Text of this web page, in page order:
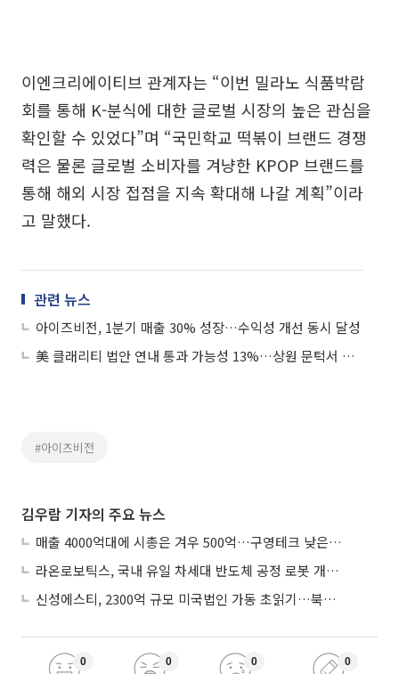
이엔크리에이티브 관계자는 “이번 밀라노 식품박람
회를 통해 K-분식에 대한 글로벌 시장의 높은 관심을
확인할 수 있었다”며 “국민학교 떡볶이 브랜드 경쟁
력은 물론 글로벌 소비자를 겨냥한 KPOP 브랜드를
통해 해외 시장 접점을 지속 확대해 나갈 계획”이라
고 말했다.
관련 뉴스
아이즈비전, 1분기 매출 30% 성장…수익성 개선 동시 달성
美 클래리티 법안 연내 통과 가능성 13%…상원 문턱서 제동
#아이즈비전
김우람 기자의 주요 뉴스
매출 4000억대에 시총은 겨우 500억…구영테크 낮은 몸값에 저가 승계 마무리
라온로보틱스, 국내 유일 차세대 반도체 공정 로봇 개발 ‘고객사 테스트 진행’
신성에스티, 2300억 규모 미국법인 가동 초읽기…북미 ESS 공략 본격화
0 0 0 0